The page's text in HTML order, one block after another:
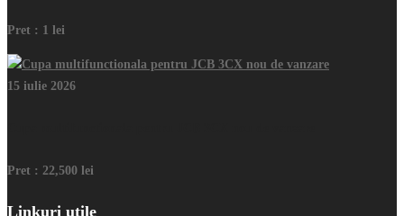
Pret : 1 lei
15 iulie 2026
Pret : 22,500 lei
Linkuri utile